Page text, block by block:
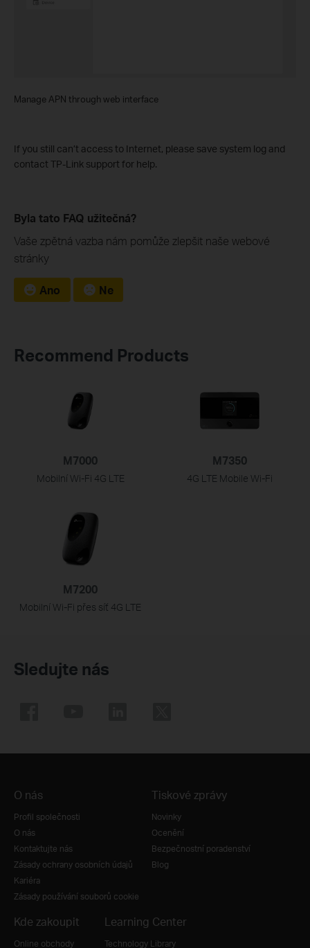
Manage APN through web interface
If you still can’t access to Internet, please save system log and
contact TP-Link support for help.
Byla tato FAQ užitečná?
Vaše zpětná vazba nám pomůže zlepšit naše webové
stránky
Ano Ne
Recommend Products
M7000
Mobilní Wi-Fi 4G LTE
M7350
4G LTE Mobile Wi-Fi
M7200
Mobilní Wi-Fi přes síť 4G LTE
Sledujte nás
O nás
Profil společnosti
O nás
Kontaktujte nás
Zásady ochrany osobních údajů
Kariéra
Zásady používání souborů cookie
Tiskové zprávy
Novinky
Ocenění
Bezpečnostní poradenství
Blog
Kde zakoupit
Online obchody
Learning Center
Technology Library